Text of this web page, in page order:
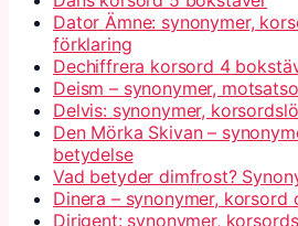
Dator Ämne: synonymer,
förklaring
Dechiffrera korsord 4
Deism – synonymer,
Delvis: synonymer,
Den Mörka Skivan –
betydelse
Vad betyder dimfrost?
Dinera – synonymer, korsord
Dirigent: synonymer,